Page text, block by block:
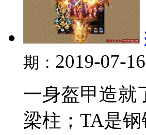
期： 2019-07-
一身盔甲造就
梁柱；TA是